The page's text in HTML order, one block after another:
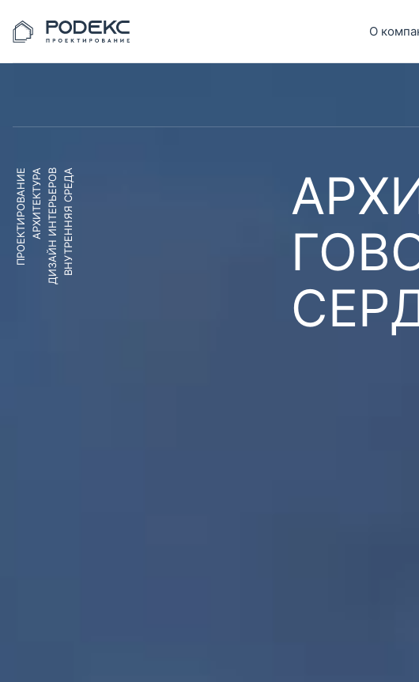
О
ПРОЕКТИРОВАНИЕАРХИТЕКТУРАДИЗАЙН ИНТЕРЬЕРОВВНУТРЕННЯЯ СРЕДА